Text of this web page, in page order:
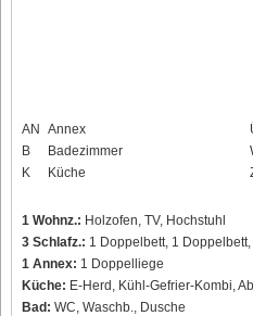
AN Annex
B
Badezimmer
K
Küche
1 Wohnz.: Holzofen, TV, Hochstuhl
3 Schlafz.: 1 Doppelbett, 1
1 Annex: 1 Doppelliege
Küche: E-Herd, Kühl-Gefrier-Kombi,
Bad: WC, Waschb., Dusche